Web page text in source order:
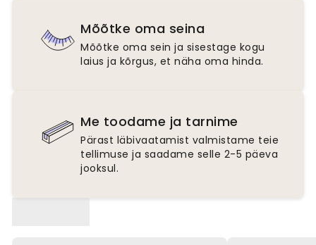
Mõõtke oma seina
Mõõtke oma sein ja sisestage kogu
laius ja kõrgus, et näha oma hinda.
Me toodame ja tarnime
Pärast läbivaatamist valmistame teie
tellimuse ja saadame selle 2-5 päeva
jooksul.